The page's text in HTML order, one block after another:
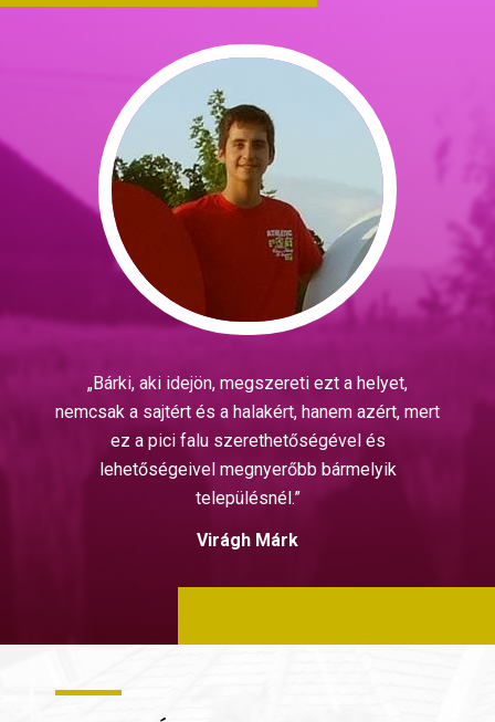
„Bárki, aki idejön, megszereti ezt a helyet,
nemcsak a sajtért és a halakért, hanem azért, mert
ez a pici falu szerethetőségével és
lehetőségeivel megnyerőbb bármelyik
településnél.”
Virágh Márk